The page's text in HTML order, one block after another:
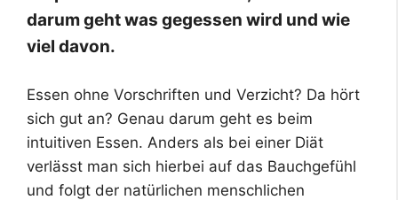
darum geht was gegessen wird und wie
viel davon.
Essen ohne Vorschriften und Verzicht? Da hört
sich gut an? Genau darum geht es beim
intuitiven Essen. Anders als bei einer Diät
verlässt man sich hierbei auf das Bauchgefühl
und folgt der natürlichen menschlichen